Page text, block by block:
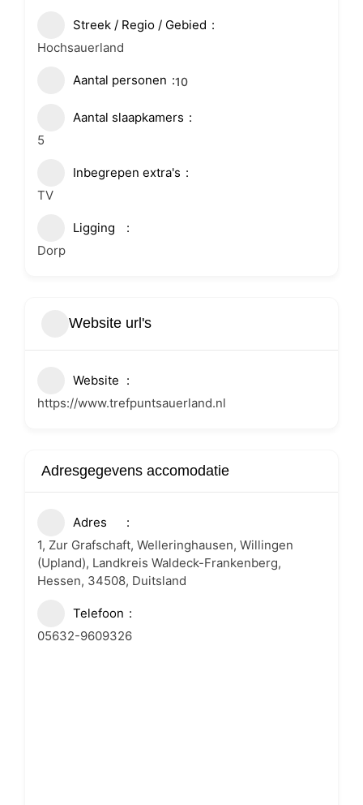
Streek / Regio / Gebied
Hochsauerland
Aantal personen 10
Aantal slaapkamers
5
Inbegrepen extra's
TV
Ligging
Dorp
Website url's
Website
https://www.trefpuntsauerland.nl
Adresgegevens accomodatie
Adres
1, Zur Grafschaft, Welleringhausen, Willingen
(Upland), Landkreis Waldeck-Frankenberg,
Hessen, 34508, Duitsland
Telefoon
05632-9609326